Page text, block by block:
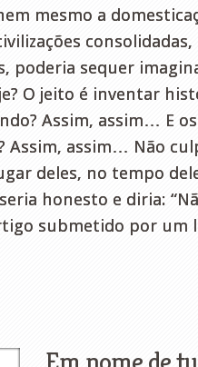
mesmo a
poderia sequer
O jeito é inventar
Assim, assim… E
Assim, assim… Não
deles, no tempo
honesto e diria:
submetido por um